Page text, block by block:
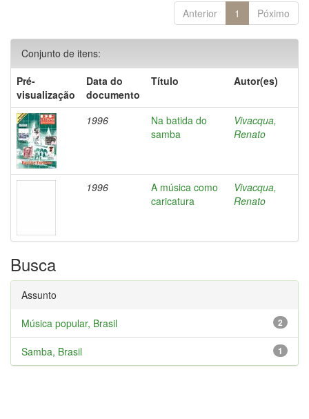
Anterior 1 Póximo
Conjunto de itens:
Pré-
visualização
Data do
documento
Título Autor(es)
1996
Na batida do
samba
Vivacqua,
Renato
1996
A música como
caricatura
Vivacqua,
Renato
Busca
Assunto
2
Música popular, Brasil
1
Samba, Brasil